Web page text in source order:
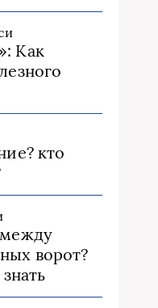
Как
кто
между
ворот?